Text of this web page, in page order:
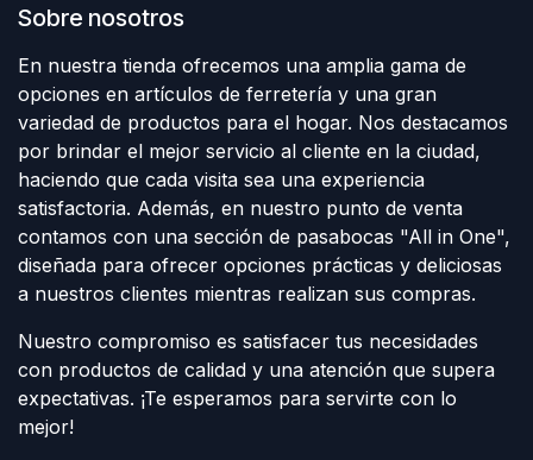
Sobre nosotros
En nuestra tienda ofrecemos una amplia gama de
opciones en artículos de ferretería y una gran
variedad de productos para el hogar. Nos destacamos
por brindar el mejor servicio al cliente en la ciudad,
haciendo que cada visita sea una experiencia
satisfactoria. Además, en nuestro punto de venta
contamos con una sección de pasabocas "All in One",
diseñada para ofrecer opciones prácticas y deliciosas
a nuestros clientes mientras realizan sus compras.
Nuestro compromiso es satisfacer tus necesidades
con productos de calidad y una atención que supera
expectativas. ¡Te esperamos para servirte con lo
mejor!